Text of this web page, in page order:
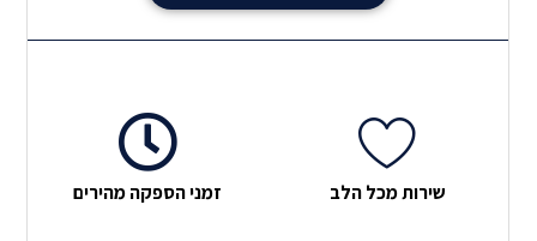
ביותר על מנת לספק לכם את המוצר המושלם.
שירות מכל הלב זמני הספקה מהירים